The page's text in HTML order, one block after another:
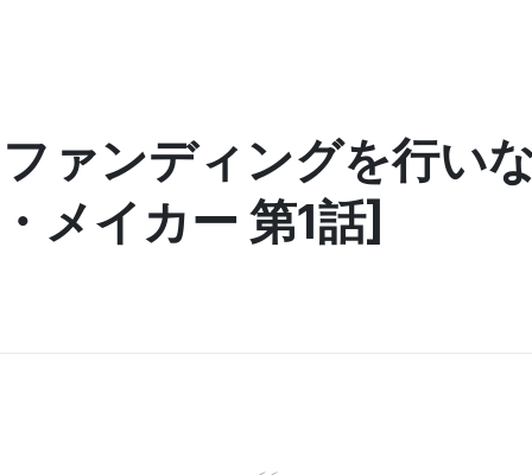
ァンディングを行い
メイカー 第1話]